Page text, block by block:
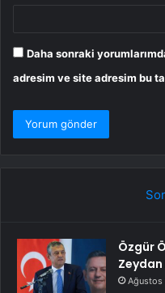
Daha sonraki
adresim ve site adresim bu
Özgür
Zeydan
Ağustos